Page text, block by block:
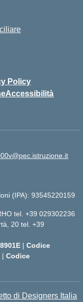
Policy
Accessibilità
(IPA): 93545220159
tel. +39 029302236
20 tel. +39
| Codice
| Codice
di Designers Italia